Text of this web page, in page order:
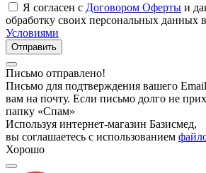
Я согласен с Договором Оферты и
обработку своих персональных данных
Условиями
Отправить
Письмо отправлено!
Письмо для подтверждения вашего
вам на почту. Если письмо долго не
папку «Спам»
Используя интернет-магазин Базисмед,
вы соглашаетесь с использованием
Хорошо